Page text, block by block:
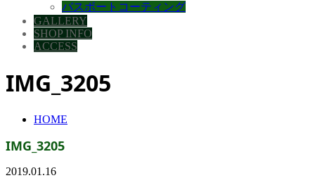
バスボートコーティング
GALLERY
SHOP INFO
ACCESS
IMG_3205
HOME
IMG_3205
2019.01.16